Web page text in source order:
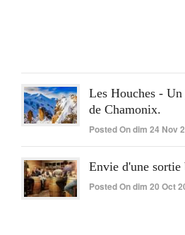
Les Houches -
de Chamonix.
Posted On dim 24 Nov
Envie d'une sortie
Posted On dim 20 Oct